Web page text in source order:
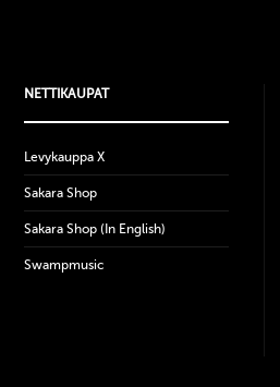
NETTIKAUPAT
Levykauppa X
Sakara Shop
Sakara Shop (In English)
Swampmusic